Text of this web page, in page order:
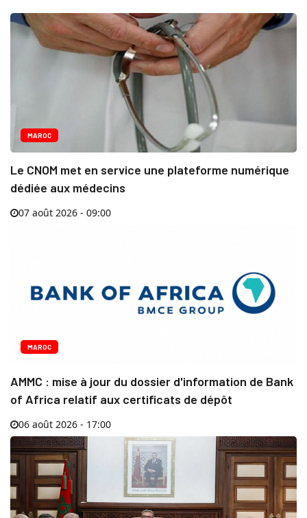
MAROC
Le CNOM met en service une plateforme numérique
dédiée aux médecins
07 août 2026 - 09:00
MAROC
AMMC : mise à jour du dossier d'information de Bank
of Africa relatif aux certificats de dépôt
06 août 2026 - 17:00